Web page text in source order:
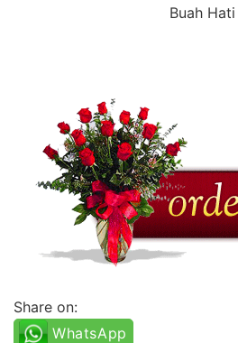
Buah Hati
Share on:
WhatsApp